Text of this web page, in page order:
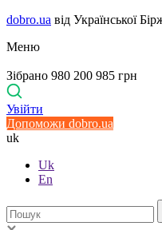
dobro.ua від Української
Меню
Зібрано 980 200 985 грн
Увійти
Допоможи dobro.ua
uk
Uk
En